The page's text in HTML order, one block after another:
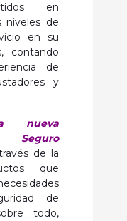
en
niveles de
en su
contando
de
y
nueva
de la
que
de
todo,